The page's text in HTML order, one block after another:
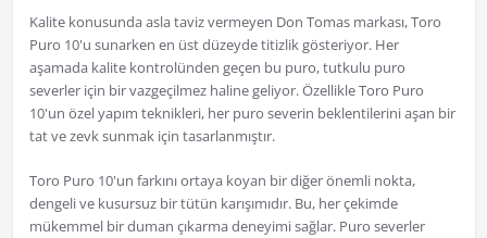
Kalite konusunda asla taviz vermeyen Don Tomas markası, Toro
Puro 10'u sunarken en üst düzeyde titizlik gösteriyor. Her
aşamada kalite kontrolünden geçen bu puro, tutkulu puro
severler için bir vazgeçilmez haline geliyor. Özellikle Toro Puro
10'un özel yapım teknikleri, her puro severin beklentilerini aşan bir
tat ve zevk sunmak için tasarlanmıştır.
Toro Puro 10'un farkını ortaya koyan bir diğer önemli nokta,
dengeli ve kusursuz bir tütün karışımıdır. Bu, her çekimde
mükemmel bir duman çıkarma deneyimi sağlar. Puro severler